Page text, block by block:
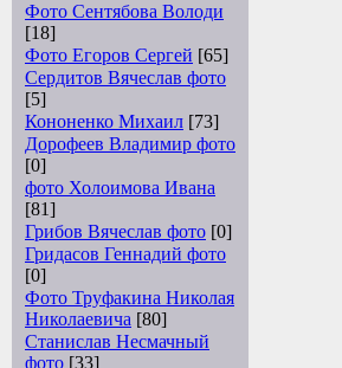
Фото Сентябова Володи
[18]
Фото Егоров Сергей [65]
Сердитов Вячеслав фото
[5]
Кононенко Михаил [73]
Дорофеев Владимир фото
[0]
фото Холоимова Ивана
[81]
Грибов Вячеслав фото [0]
Гридасов Геннадий фото
[0]
Фото Труфакина Николая
Николаевича [80]
Станислав Несмачный
фото [33]